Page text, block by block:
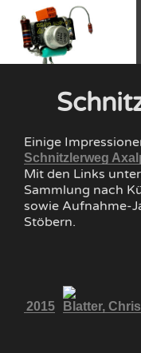
Einige
Schnitzlerweg
Mit den Links
Sammlung nach
sowie Aufnahme-
Stöbern.
in 2015 Blatter,